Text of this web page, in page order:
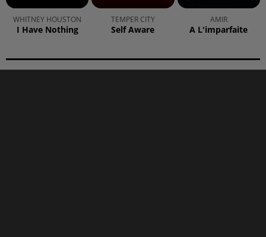
WHITNEY HOUSTON
I Have Nothing
TEMPER CITY
Self Aware
AMIR
A L'imparfaite